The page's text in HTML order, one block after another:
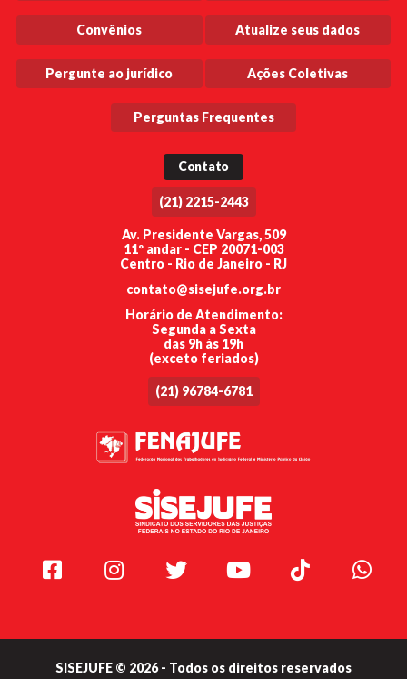
Convênios Atualize seus dados
Pergunte ao jurídico Ações Coletivas
Perguntas Frequentes
Contato
(21) 2215-2443
Av. Presidente Vargas, 509
11º andar - CEP 20071-003
Centro - Rio de Janeiro - RJ
contato@sisejufe.org.br
Horário de Atendimento:
Segunda a Sexta
das 9h às 19h
(exceto feriados)
(21) 96784-6781
Facebook Instagram Twitter Youtube TikTok
SISEJUFE © 2026 - Todos os direitos reservados